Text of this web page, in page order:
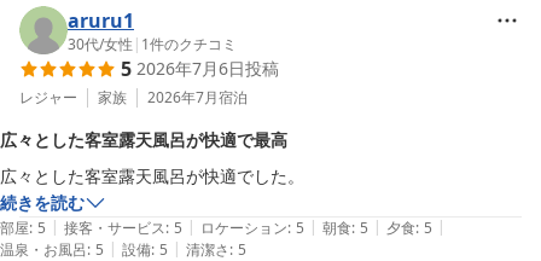
2026-05-21
aruru1
30代/女性 | 1件のクチコミ
5 2026年7月6日投稿
レジャー 家族 2026年7月宿泊
広々とした客室露天風呂が快適で最高
広々とした客室露天風呂が快適でした。
続きを読む
部屋: 5 | 接客・サービス: 5 | ロケーション: 5 | 朝食: 5 | 夕食: 5 |
温泉・お風呂: 5 | 設備: 5 | 清潔さ: 5